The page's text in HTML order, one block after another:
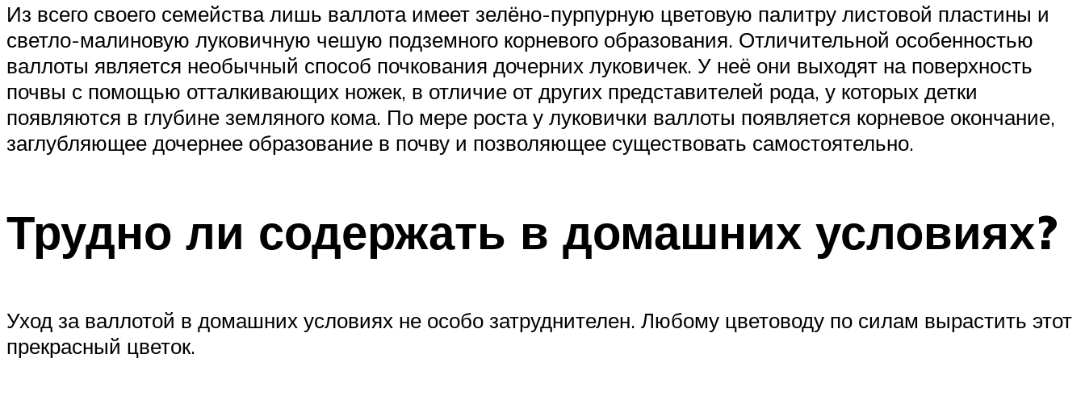
Из всего своего семейства лишь валлота имеет зелёно-пурпурную цветовую палитру листовой пластины и
светло-малиновую луковичную чешую подземного корневого образования. Отличительной особенностью
валлоты является необычный способ почкования дочерних луковичек. У неё они выходят на поверхность
почвы с помощью отталкивающих ножек, в отличие от других представителей рода, у которых детки
появляются в глубине земляного кома. По мере роста у луковички валлоты появляется корневое окончание,
заглубляющее дочернее образование в почву и позволяющее существовать самостоятельно.
Трудно ли содержать в домашних условиях?
Уход за валлотой в домашних условиях не особо затруднителен. Любому цветоводу по силам вырастить этот
прекрасный цветок.